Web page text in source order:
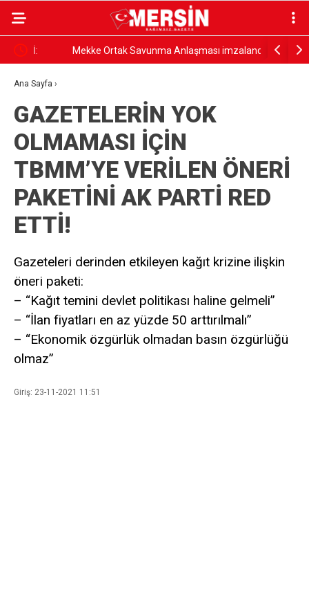
Mekke Ortak Savunma Anlaşması imzalandı Kıratlı:
Ana Sayfa ›
GAZETELERİN YOK
OLMAMASI İÇİN
TBMM’YE VERİLEN ÖNERİ
PAKETİNİ AK PARTİ RED
ETTİ!
Gazeteleri derinden etkileyen kağıt krizine ilişkin
öneri paketi:
– “Kağıt temini devlet politikası haline gelmeli”
– “İlan fiyatları en az yüzde 50 arttırılmalı”
– “Ekonomik özgürlük olmadan basın özgürlüğü
olmaz”
Giriş: 23-11-2021 11:51